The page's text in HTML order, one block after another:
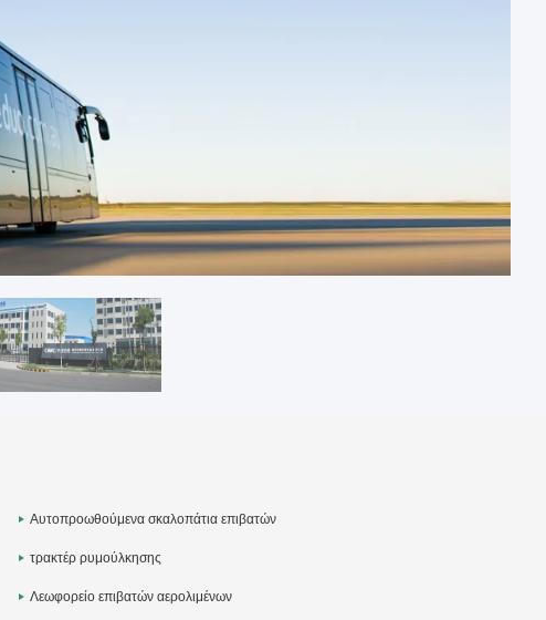
Αυτοπροωθούμενα σκαλοπάτια επιβατών
τρακτέρ ρυμούλκησης
Λεωφορείο επιβατών αερολιμένων